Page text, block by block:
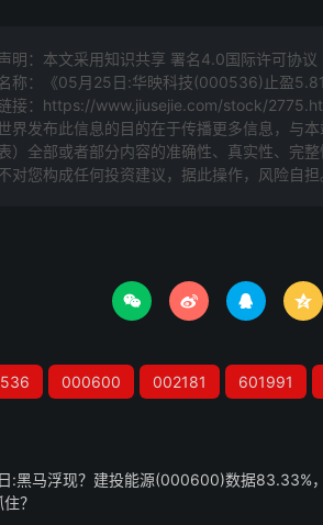
明：本文采用知识共享 署名4.0国际许可协
称：《05月25日:华映科技(000536)止盈
接： https://www.jiusejie.com/stock/
界发布此信息的目的在于传播更多信息，与
）全部或者部分内容的准确性、真实性、完
对您构成任何投资建议，据此操作，风险自担
   
000600 002181 601991
:黑马浮现？建投能源(000600)数据83.33%
？